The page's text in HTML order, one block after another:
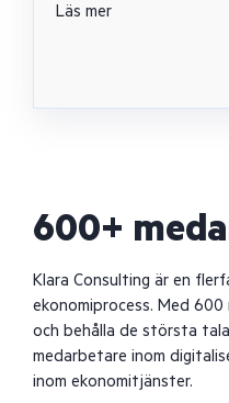
Läs mer
600+
Klara Consulting är en
ekonomiprocess. Med
och behålla de största
medarbetare inom
inom ekonomitjänster.